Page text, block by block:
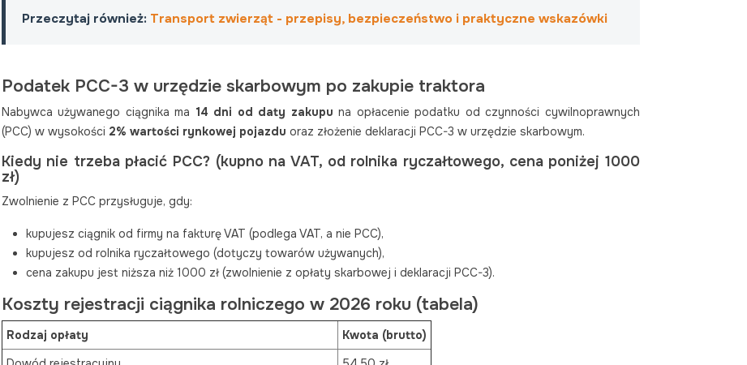
Przeczytaj również: Transport zwierząt - przepisy, bezpieczeństwo i praktyczne wskazówki
Podatek PCC-3 w urzędzie skarbowym po zakupie traktora
Nabywca używanego ciągnika ma 14 dni od daty zakupu na opłacenie podatku od czynności cywilnoprawnych
(PCC) w wysokości 2% wartości rynkowej pojazdu oraz złożenie deklaracji PCC-3 w urzędzie skarbowym.
Kiedy nie trzeba płacić PCC? (kupno na VAT, od rolnika ryczałtowego, cena poniżej 1000
zł)
Zwolnienie z PCC przysługuje, gdy:
kupujesz ciągnik od firmy na fakturę VAT (podlega VAT, a nie PCC),
kupujesz od rolnika ryczałtowego (dotyczy towarów używanych),
cena zakupu jest niższa niż 1000 zł (zwolnienie z opłaty skarbowej i deklaracji PCC-3).
Koszty rejestracji ciągnika rolniczego w 2026 roku (tabela)
Rodzaj opłaty
Kwota (brutto)